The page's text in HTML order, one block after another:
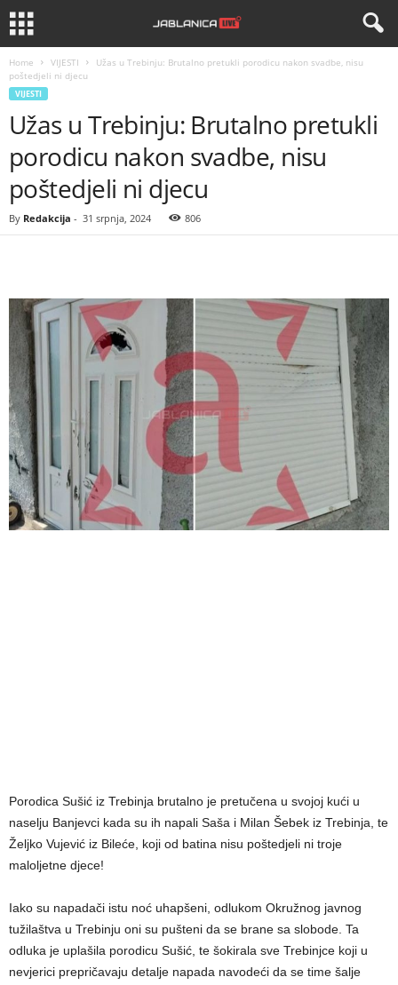
Home VIJESTI
Užas u Trebinju: Brutalno pretukli porodicu nakon svadbe, nisu
poštedjeli ni djecu
VIJESTI
Užas u Trebinju: Brutalno pretukli
porodicu nakon svadbe, nisu
poštedjeli ni djecu
By Redakcija - 31 srpnja, 2024 806
Porodica Sušić iz Trebinja brutalno je pretučena u svojoj kući u
naselju Banjevci kada su ih napali Saša i Milan Šebek iz Trebinja, te
Željko Vujević iz Bileće, koji od batina nisu poštedjeli ni troje
maloljetne djece!
Iako su napadači istu noć uhapšeni, odlukom Okružnog javnog
tužilaštva u Trebinju oni su pušteni da se brane sa slobode. Ta
odluka je uplašila porodicu Sušić, te šokirala sve Trebinjce koji u
nevjerici prepričavaju detalje napada navodeći da se time šalje